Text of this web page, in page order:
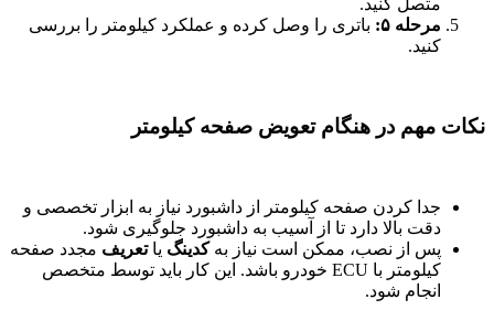
متصل کنید.
مرحله ۵:
باتری را وصل کرده و عملکرد کیلومتر را بررسی
کنید.
نکات مهم در هنگام تعویض صفحه کیلومتر
جدا کردن صفحه کیلومتر از داشبورد نیاز به ابزار تخصصی و
دقت بالا دارد تا از آسیب به داشبورد جلوگیری شود.
پس از نصب، ممکن است نیاز به کدینگ یاتعریف مجدد صفحه
کیلومتر با ECU خودرو باشد. این کار باید توسط متخصص
انجام شود.